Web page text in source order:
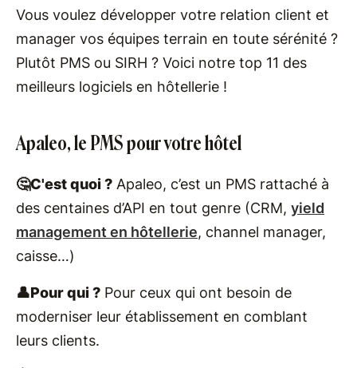
Vous voulez développer votre relation client et
manager vos équipes terrain en toute sérénité ?
Plutôt PM​S ou SIRH ? ​Voici notre top 11 des
meilleurs logiciels en hôtellerie !
Apaleo, le PMS pour votre hôtel
🤔C'est quoi ? Apaleo, c’est un PMS rattaché à
des centaines d’API en tout genre (CRM, yield
management en hôtellerie, channel manager,
caisse…)
👤Pour qui ? Pour ceux qui ont besoin de
moderniser leur établissement en comblant
leurs clients.